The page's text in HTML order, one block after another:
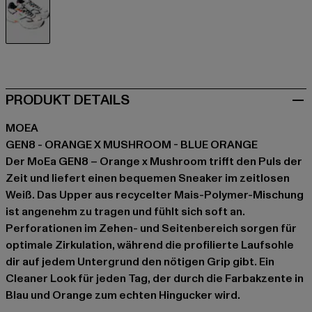
PRODUKT DETAILS
MOEA
GEN8 - ORANGE X MUSHROOM - BLUE ORANGE
Der MoEa GEN8 – Orange x Mushroom trifft den Puls der
Zeit und liefert einen bequemen Sneaker im zeitlosen
Weiß. Das Upper aus recycelter Mais-Polymer-Mischung
ist angenehm zu tragen und fühlt sich soft an.
Perforationen im Zehen- und Seitenbereich sorgen für
optimale Zirkulation, während die profilierte Laufsohle
dir auf jedem Untergrund den nötigen Grip gibt. Ein
Cleaner Look für jeden Tag, der durch die Farbakzente in
Blau und Orange zum echten Hingucker wird.